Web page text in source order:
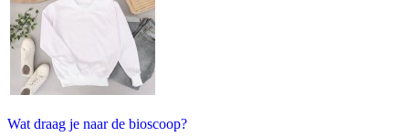
Wat draag je naar de bioscoop?